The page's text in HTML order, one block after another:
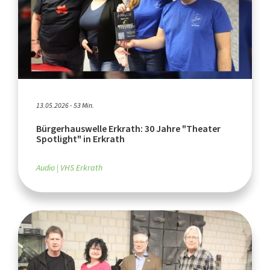
13.05.2026 - 53 Min.
Bürgerhauswelle Erkrath: 30 Jahre "Theater
Spotlight" in Erkrath
Audio VHS Erkrath